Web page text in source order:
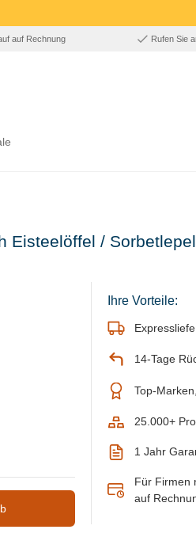
auf Rechnung Rufen Sie
Eisteelöffel /
Ihre Vorteile:
14-Tage
Top-
25.000+
1 Jahr
Für Firmen
auf